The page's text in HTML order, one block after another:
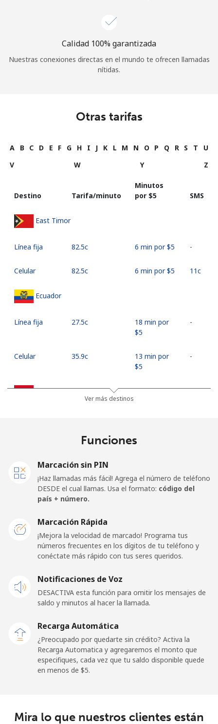
Calidad 100% garantizada
Nuestras conexiones directas en el mundo te ofrecen llamadas
nítidas.
Otras tarifas
A B C D E F G H I J K L M N O P Q R S T
U
V
W Y Z
Destino Tarifa/minuto
Minutos
por ⁦$5⁩
SMS
East Timor
Línea fija ⁦82.5c⁩ 6 min por ⁦$5⁩ -
Celular ⁦82.5c⁩ 6 min por ⁦$5⁩ ⁦11c⁩
Ecuador
Línea fija ⁦27.5c⁩
18 min por
⁦$5⁩
-
Celular ⁦35.9c⁩
13 min por
⁦$5⁩
-
Egypt
Mobile -
⁦21.9c⁩
22 min por
-
El Salvador
Línea fija ⁦31.9c⁩
15 min por
⁦$5⁩
-
Claro
Landlines
⁦16.9c⁩
⁦$5⁩
Equatorial Guinea
Ver más destinos
Funciones
Marcación sin PIN
¡Haz llamadas más fácil! Agrega el número de teléfono
DESDE el cual llamas. Usa el formato: código del
país + número.
Marcación Rápida
¡Mejora la velocidad de marcado! Programa tus
números frecuentes en los dígitos de tu teléfono y
conéctate más rápido con tus seres queridos.
Notificaciones de Voz
DESACTIVA esta función para omitir los mensajes de
saldo y minutos al hacer la llamada.
Recarga Automática
¿Preocupado por quedarte sin crédito? Activa la
Recarga Automatica y agregaremos el monto que
especifiques, cada vez que tu saldo disponible quede
en menos de ⁦$5⁩.
Mira lo que nuestros clientes están